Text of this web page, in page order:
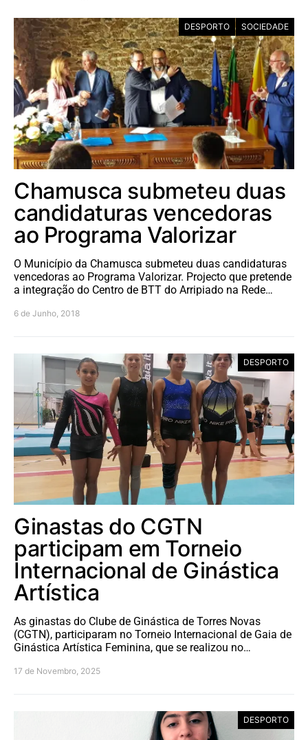
DESPORTO SOCIEDADE
Chamusca submeteu duas
candidaturas vencedoras
ao Programa Valorizar
O Município da Chamusca submeteu duas candidaturas
vencedoras ao Programa Valorizar. Projecto que pretende
a integração do Centro de BTT do Arripiado na Rede…
6 de Junho, 2018
DESPORTO
Ginastas do CGTN
participam em Torneio
Internacional de Ginástica
Artística
As ginastas do Clube de Ginástica de Torres Novas
(CGTN), participaram no Torneio Internacional de Gaia de
Ginástica Artística Feminina, que se realizou no…
17 de Novembro, 2025
DESPORTO